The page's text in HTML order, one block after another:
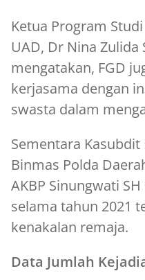
Ketua Program
UAD, Dr Nina Zulida
mengatakan, FGD
kerjasama dengan
swasta dalam
Sementara
Binmas Polda
AKBP Sinungwati
selama tahun 2021
kenakalan remaja.
Data Jumlah